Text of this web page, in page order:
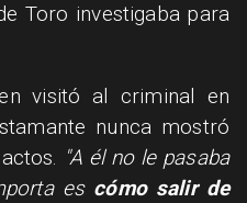
Toro investigaba para
visitó al criminal en
nunca mostró
"A él no le pasaba
es cómo salir de